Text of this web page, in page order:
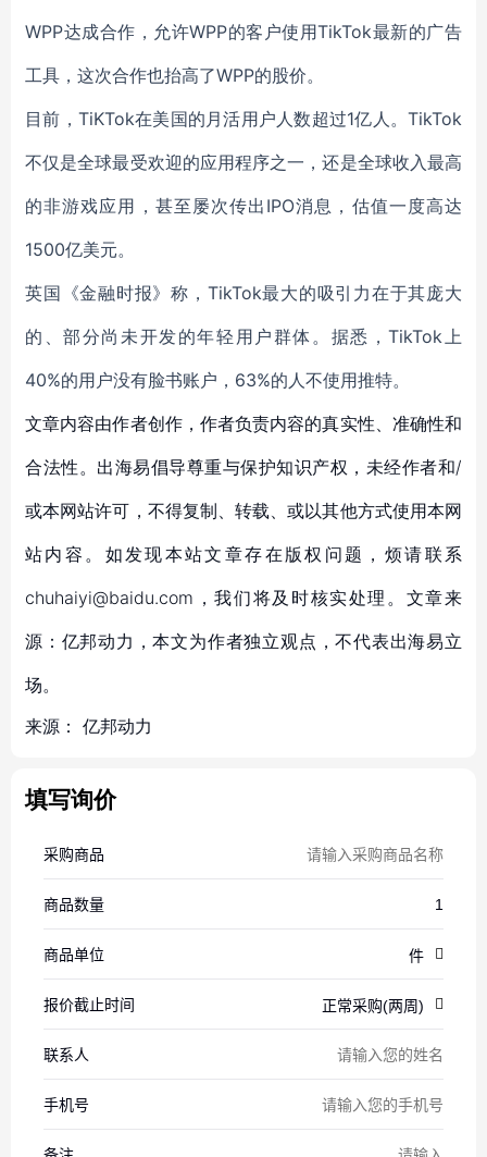
WPP达成合作，允许WPP的客户使用TikTok最新的广告
工具，这次合作也抬高了WPP的股价。
目前，TiKTok在美国的月活用户人数超过1亿人。TikTok
不仅是全球最受欢迎的应用程序之一，还是全球收入最高
的非游戏应用，甚至屡次传出IPO消息，估值一度高达
1500亿美元。
英国《金融时报》称，TikTok最大的吸引力在于其庞大
的、部分尚未开发的年轻用户群体。据悉，TikTok上
40%的用户没有脸书账户，63%的人不使用推特。
文章内容由作者创作，作者负责内容的真实性、准确性和
合法性。出海易倡导尊重与保护知识产权，未经作者和/
或本网站许可，不得复制、转载、或以其他方式使用本网
站内容。如发现本站文章存在版权问题，烦请联系
chuhaiyi@baidu.com，我们将及时核实处理。文章来
源：亿邦动力，本文为作者独立观点，不代表出海易立
场。
来源： 亿邦动力
填写询价